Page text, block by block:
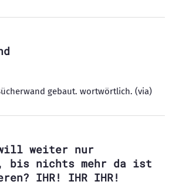
gebaut. wortwörtlich. (via)
will weiter nur
bis nichts mehr da ist
IHR! IHR IHR!